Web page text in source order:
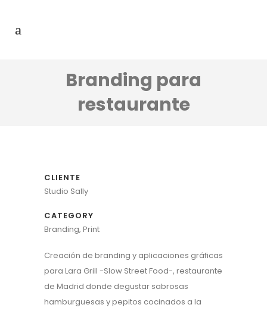
Branding para
restaurante
CLIENTE
Studio Sally
CATEGORY
Branding, Print
Creación de branding y aplicaciones gráficas
para Lara Grill -Slow Street Food-, restaurante
de Madrid donde degustar sabrosas
hamburguesas y pepitos cocinados a la